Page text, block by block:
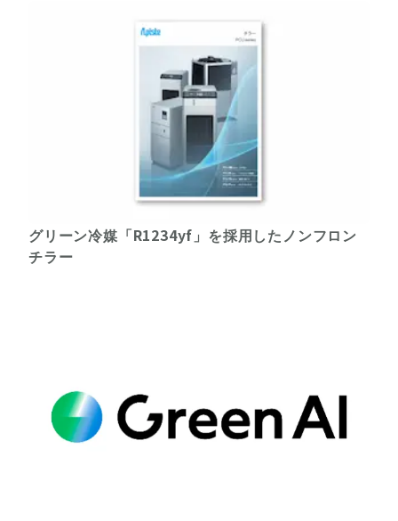
グリーン冷媒「R1234yf」を採用したノンフロン
チラー